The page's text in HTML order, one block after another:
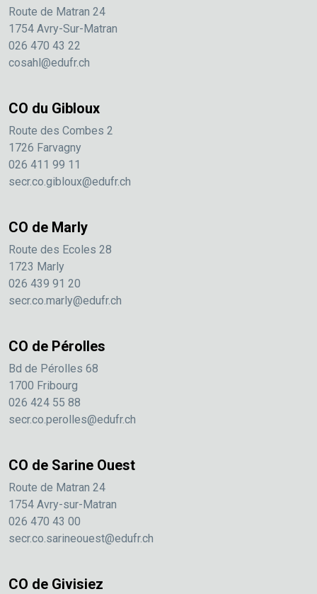
Route de Matran 24
1754 Avry-Sur-Matran
026 470 43 22
cosahl@edufr.ch
CO du Gibloux
Route des Combes 2
1726 Farvagny
026 411 99 11
secr.co.gibloux@edufr.ch
CO de Marly
Route des Ecoles 28
1723 Marly
026 439 91 20
secr.co.marly@edufr.ch
CO de Pérolles
Bd de Pérolles 68
1700 Fribourg
026 424 55 88
secr.co.perolles@edufr.ch
CO de Sarine Ouest
Route de Matran 24
1754 Avry-sur-Matran
026 470 43 00
secr.co.sarineouest@edufr.ch
CO de Givisiez